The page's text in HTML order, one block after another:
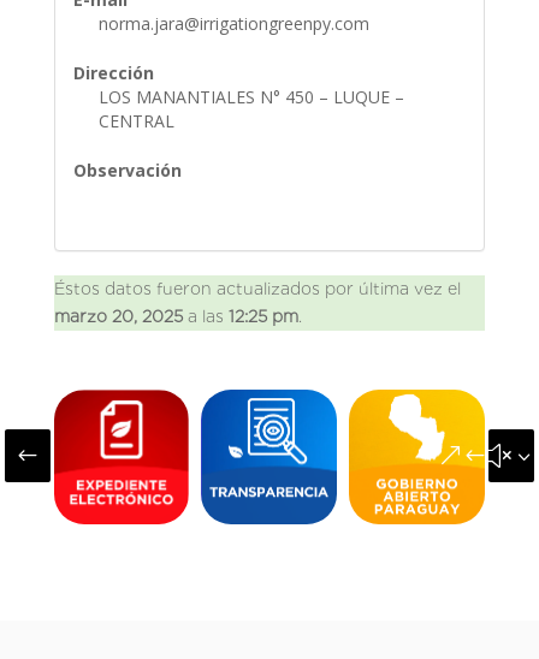
norma.jara@irrigationgreenpy.com
Dirección
LOS MANANTIALES N° 450 – LUQUE –
CENTRAL
Observación
Éstos datos fueron actualizados por última vez el
marzo 20, 2025a las 12:25 pm.
#